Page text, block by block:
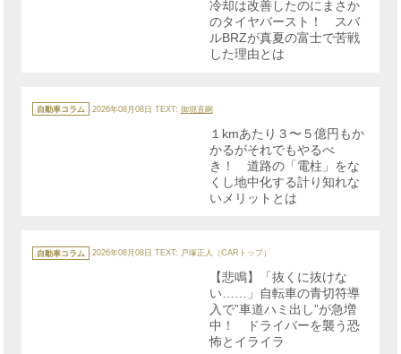
冷却は改善したのにまさか
のタイヤバースト！ スバ
ルBRZが真夏の富士で苦戦
した理由とは
テ
ゴ
自動車コラム 2026年08月08日 TEXT: 御堀直嗣
１kmあたり３〜５億円もか
かるがそれでもやるべ
き！ 道路の「電柱」をな
くし地中化する計り知れな
いメリットとは
テ
ゴ
自動車コラム 2026年08月08日 TEXT: 戸塚正人（CARトップ）
【悲鳴】「抜くに抜けな
い……」自転車の青切符導
入で”車道ハミ出し”が急増
中！ ドライバーを襲う恐
怖とイライラ